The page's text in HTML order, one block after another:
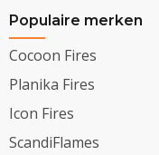
Populaire merken
Cocoon Fires
Planika Fires
Icon Fires
ScandiFlames